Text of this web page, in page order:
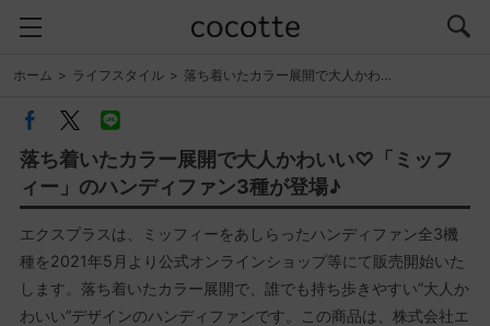
ホーム ライフスタイル 落ち着いたカラー展開で大人かわ…
落ち着いたカラー展開で大人かわいい♡「ミッフ
ィー」のハンディファン3種が登場♪
エクスプラスは、ミッフィーをあしらったハンディファン全3機
種を2021年5⽉より公式オンラインショップ等にて販売開始いた
します。落ち着いたカラー展開で、誰でも持ち歩きやすい”大人か
わいい”デザインのハンディファンです。この商品は、株式会社エ